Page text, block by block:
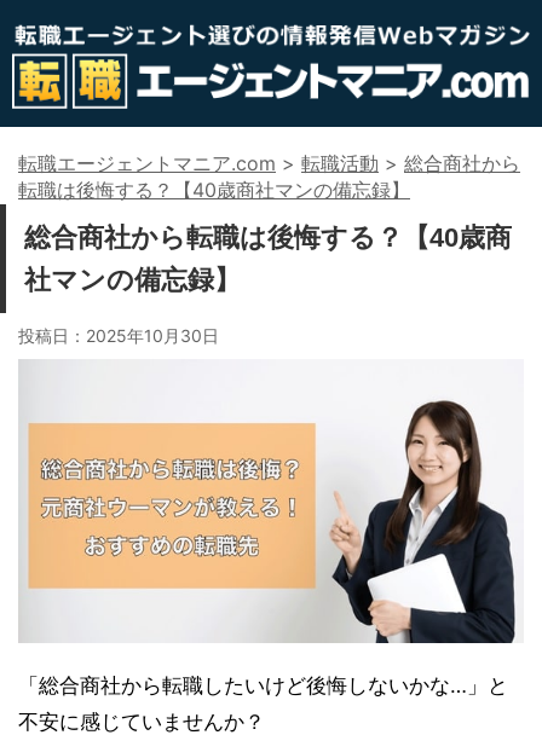
転職エージェントマニア.com > 転職活動 > 総合商社から
転職は後悔する？【40歳商社マンの備忘録】
総合商社から転職は後悔する？【40歳商
社マンの備忘録】
投稿日： 2025年10月30日
「総合商社から転職したいけど後悔しないかな…」と
不安に感じていませんか？